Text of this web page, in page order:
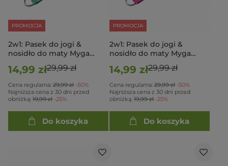
PROMOCJA
2w1: Pasek do jogi &
nosidło do maty Myga
14,99 zł29,99 zł
Cena regularna: 29,99 zł -50%
Najniższa cena z 30 dni przed
obniżką: 19,99 zł -25%
Do koszyka
PROMOCJA
2w1: Pasek do jogi &
nosidło do maty Myga
14,99 zł29,99 zł
Cena regularna: 29,99 zł -50%
Najniższa cena z 30 dni przed
obniżką: 19,99 zł -25%
Do koszyka